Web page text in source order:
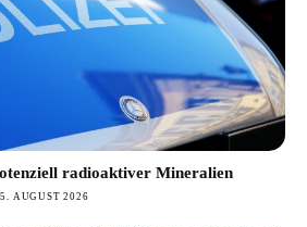
radioaktiver Mineralien
5. AUGUST 2026